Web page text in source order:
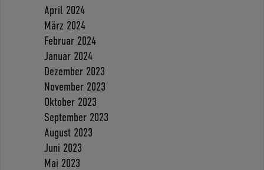
April 2024
März 2024
Februar 2024
Januar 2024
Dezember 2023
November 2023
Oktober 2023
September 2023
August 2023
Juni 2023
Mai 2023